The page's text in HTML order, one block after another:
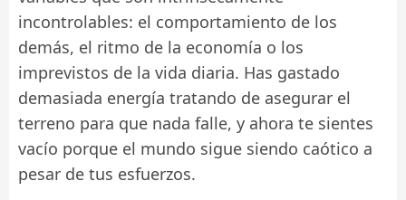
incontrolables: el comportamiento de los
demás, el ritmo de la economía o los
imprevistos de la vida diaria. Has gastado
demasiada energía tratando de asegurar el
terreno para que nada falle, y ahora te sientes
vacío porque el mundo sigue siendo caótico a
pesar de tus esfuerzos.